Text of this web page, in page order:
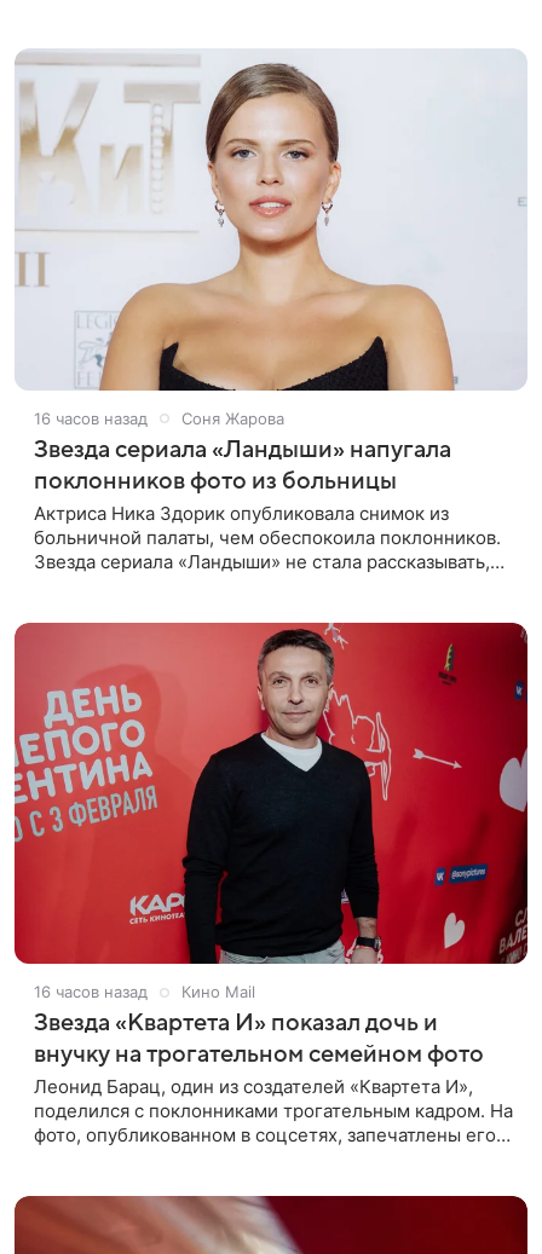
16 часов назад Соня Жарова
Звезда сериала «Ландыши» напугала
поклонников фото из больницы
Актриса Ника Здорик опубликовала снимок из
больничной палаты, чем обеспокоила поклонников.
Звезда сериала «Ландыши» не стала рассказывать,
16 часов назад Кино Mail
Звезда «Квартета И» показал дочь и
внучку на трогательном семейном фото
Леонид Барац, один из создателей «Квартета И»,
поделился с поклонниками трогательным кадром. На
фото, опубликованном в соцсетях, запечатлены его